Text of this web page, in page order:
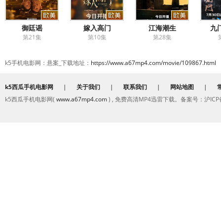
御廷谣
第21集
嫁入高门
第10集
江海潮生
第28集
九
k5手机电影网：悬案_下载地址： https://www.a67mp4.com/movie/109867.html
k5西瓜手机电影网 | 关于我们 | 联系我们 | 网站地图 |
k5西瓜手机电影网( www.a67mp4.com) , 免费高清MP4迅雷下载。备案号：沪